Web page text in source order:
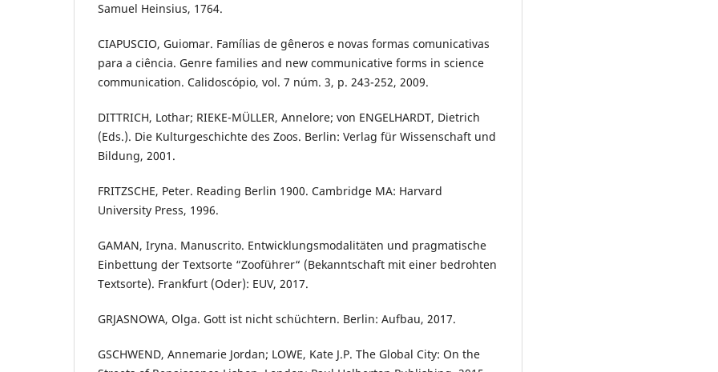
Samuel Heinsius, 1764.
CIAPUSCIO, Guiomar. Famílias de gêneros e novas formas comunicativas
para a ciência. Genre families and new communicative forms in science
communication. Calidoscópio, vol. 7 núm. 3, p. 243-252, 2009.
DITTRICH, Lothar; RIEKE-MÜLLER, Annelore; von ENGELHARDT, Dietrich
(Eds.). Die Kulturgeschichte des Zoos. Berlin: Verlag für Wissenschaft und
Bildung, 2001.
FRITZSCHE, Peter. Reading Berlin 1900. Cambridge MA: Harvard
University Press, 1996.
GAMAN, Iryna. Manuscrito. Entwicklungsmodalitäten und pragmatische
Einbettung der Textsorte “Zooführer“ (Bekanntschaft mit einer bedrohten
Textsorte). Frankfurt (Oder): EUV, 2017.
GRJASNOWA, Olga. Gott ist nicht schüchtern. Berlin: Aufbau, 2017.
GSCHWEND, Annemarie Jordan; LOWE, Kate J.P. The Global City: On the